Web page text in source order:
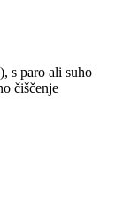
s paro ali suho
čiščenje